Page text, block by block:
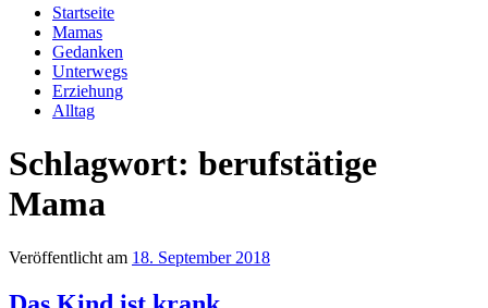
Startseite
Mamas
Gedanken
Unterwegs
Erziehung
Alltag
Schlagwort: berufstätige
Mama
Veröffentlicht am 18. September 2018